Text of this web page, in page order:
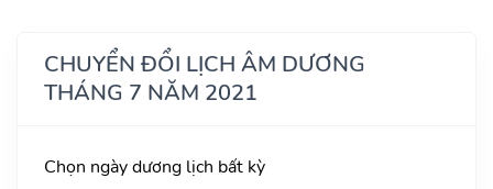
CHUYỂN ĐỔI LỊCH ÂM DƯƠNG
THÁNG 7 NĂM 2021
Chọn ngày dương lịch bất kỳ